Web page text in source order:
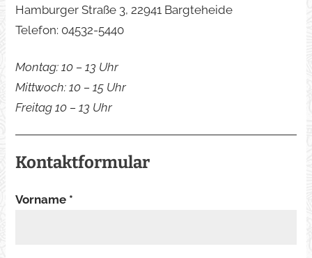
Hamburger Straße 3, 22941 Bargteheide
Telefon: 04532-5440
Montag: 10 – 13 Uhr
Mittwoch: 10 – 15 Uhr
Freitag 10 – 13 Uhr
Kontaktformular
Vorname *